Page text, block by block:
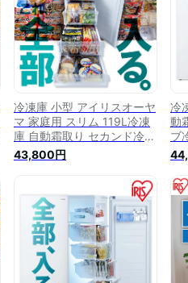
冷凍庫 小型 アイリスオーヤ
マ 家庭用 スリム 119L冷凍
庫 自動霜取り セカンド冷凍
庫 119L ホワイト 冷凍庫
119L 冷凍 フリーザー スト
ッカー 氷 食材 食糧 保存 前
開き 右開き ファン式 キッ
チン 家電 IUSN-12A-W
43,800円
冷
動
ブ
オ
凍
と
節